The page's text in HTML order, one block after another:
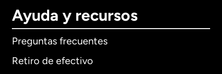
Ayuda y recursos
Preguntas frecuentes
Retiro de efectivo